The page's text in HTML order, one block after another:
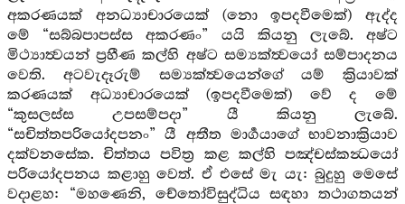
අකරණයක් අනධ්‍යාචාරයෙක් (නො ඉපදවීමෙක්) ඇද්ද
මේ “සබ්බපාපස්ස අකරණං” යයි කියනු ලැබේ. අෂ්ට
මිථ්‍යාත්‍වයන් ප්‍රහීණ කල්හි අෂ්ට සම්‍යක්ත්‍වයෝ සම්පාදනය
වෙති. අටවැදෑරුම් සම්‍යක්ත්‍වයෙන්ගේ යම් ක්‍රියාවක්
කරණයක් අධ්‍යාචාරයෙක් (ඉපදවීමෙක්) වේ ද මේ
“කුසලස්ස උපසම්පදා” යී කියනු ලැබේ.
“සචිත්තපරියෝදපනං” යී අතීත මාර්‍ගයාගේ භාවනාක්‍රියාව
දක්වනසේක. චිත්තය පවිත්‍ර කළ කල්හි පඤ්චස්කන්‍ධයෝ
පරියෝදපනය කළාහු වෙත්. ඒ එසේ මැ යැ: බුදුහු මෙසේ
වදාළහ: “මහණෙනි, චේතෝවිසුද්ධිය සඳහා තථාගතයන්